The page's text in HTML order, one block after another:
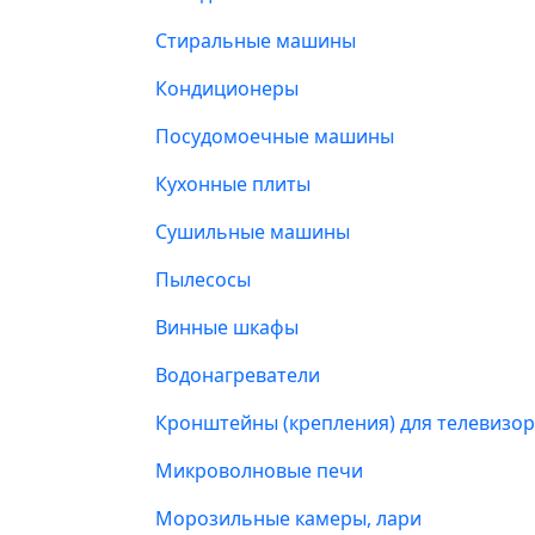
Стиральные машины
Кондиционеры
Посудомоечные машины
Кухонные плиты
Сушильные машины
Пылесосы
Винные шкафы
Водонагреватели
Кронштейны (крепления) для
Микроволновые печи
Морозильные камеры, лари